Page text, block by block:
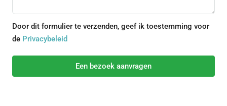
Door dit formulier te verzenden, geef ik toestemming voor
de Privacybeleid
Een bezoek aanvragen